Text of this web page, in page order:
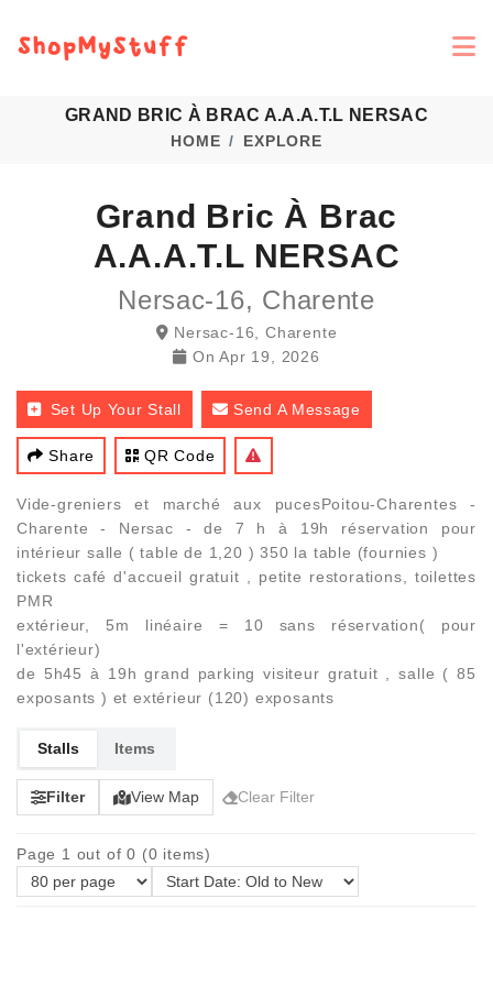
GRAND BRIC À BRAC A.A.A.T.L NERSAC
HOME EXPLORE
Grand Bric À Brac
A.A.A.T.L NERSAC
Nersac-16, Charente
Nersac-16, Charente
On Apr 19, 2026
Set Up Your Stall Send A Message
Share QR Code
Vide-greniers et marché aux pucesPoitou-Charentes -
Charente - Nersac - de 7 h à 19h réservation pour
intérieur salle ( table de 1,20 ) 350 la table (fournies )
tickets café d'accueil gratuit , petite restorations, toilettes
PMR
extérieur, 5m linéaire = 10 sans réservation( pour
l'extérieur)
de 5h45 à 19h grand parking visiteur gratuit , salle ( 85
exposants ) et extérieur (120) exposants
Stalls Items
Filter View Map Clear Filter
Page 1 out of 0 (0 items)